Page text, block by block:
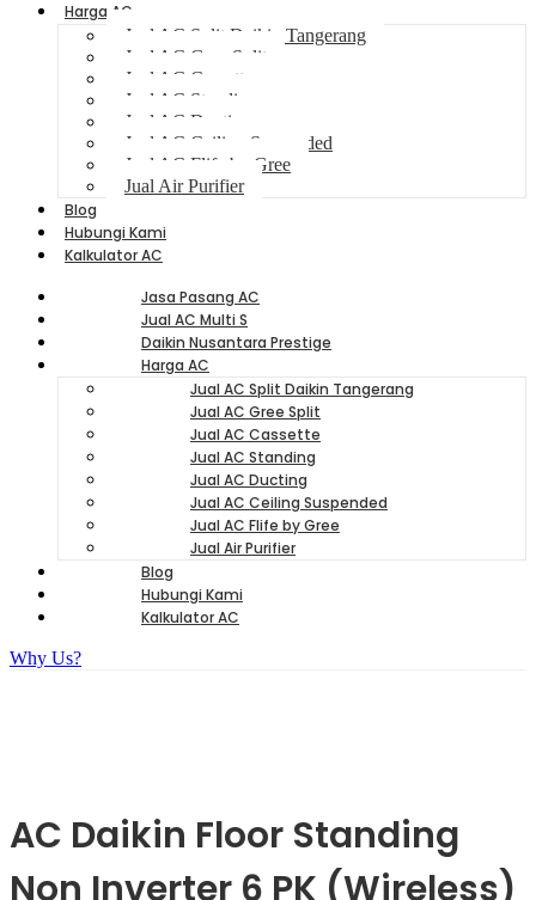
Harga AC
Jual AC Split Daikin Tangerang
Jual AC Gree Split
Jual AC Cassette
Jual AC Standing
Jual AC Ducting
Jual AC Ceiling Suspended
Jual AC Flife by Gree
Jual Air Purifier
Blog
Hubungi Kami
Kalkulator AC
Jasa Pasang AC
Jual AC Multi S
Daikin Nusantara Prestige
Harga AC
Jual AC Split Daikin Tangerang
Jual AC Gree Split
Jual AC Cassette
Jual AC Standing
Jual AC Ducting
Jual AC Ceiling Suspended
Jual AC Flife by Gree
Jual Air Purifier
Blog
Hubungi Kami
Kalkulator AC
Why Us?
AC Daikin Floor Standing
Non Inverter 6 PK (Wireless)